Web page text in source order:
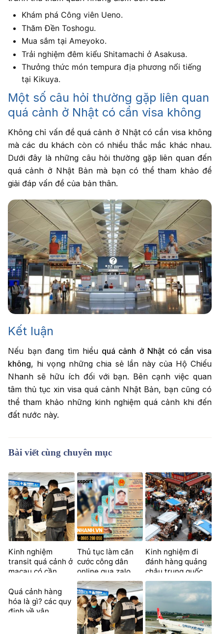
Khám phá Công viên Ueno.
Thăm Đền Toshogu.
Mua sắm tại Ameyoko.
Trải nghiệm đêm kiểu Shitamachi ở Asakusa.
Thưởng thức món tempura địa phương nổi tiếng
tại Kikuya.
Một số câu hỏi thường gặp liên quan
quá cảnh ở Nhật có cần visa không
Không chỉ vấn đề quá cảnh ở Nhật có cần visa không
mà các du khách còn có nhiều thắc mắc khác nhau.
Dưới đây là những câu hỏi thường gặp liên quan đến
quá cảnh ở Nhật Bản mà bạn có thể tham khảo để
giải đáp vấn đề của bản thân.
Kết luận
Nếu bạn đang tìm hiểu quá cảnh ở Nhật có cần visa
không, hi vọng những chia sẻ lần này của Hộ Chiếu
Nhanh sẽ hữu ích đối với bạn. Bên cạnh việc quan
tâm thủ tục xin visa quá cảnh Nhật Bản, bạn cũng có
thể tham khảo những kinh nghiệm quá cảnh khi đến
đất nước này.
Bài viết cùng chuyên mục
Kinh nghiệm đi
đánh hàng quảng
châu trung quốc
từ a – z
Thủ tục làm căn
cước công dân
online qua zalo
nhanh chóng
Kinh nghiệm
transit quá cảnh ở
macau có cần
Quá cảnh hàng
hóa là gì? các quy
định về vận